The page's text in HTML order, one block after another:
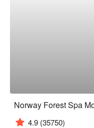
Norway Forest Spa
4.9 (35750)